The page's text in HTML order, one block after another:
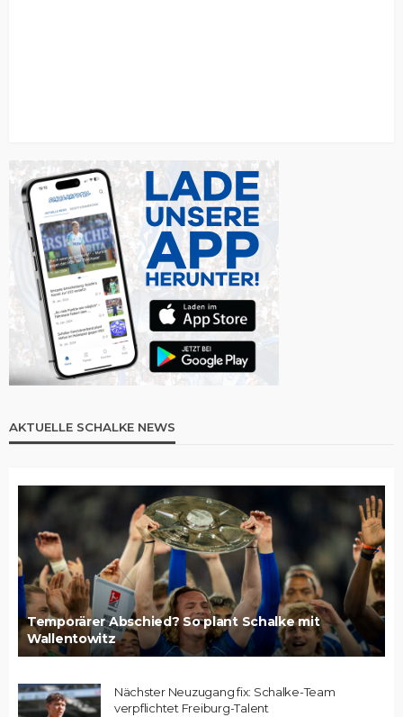
AKTUELLE SCHALKE NEWS
Temporärer Abschied? So plant Schalke mit
Wallentowitz
Nächster Neuzugang fix: Schalke-Team
verpflichtet Freiburg-Talent